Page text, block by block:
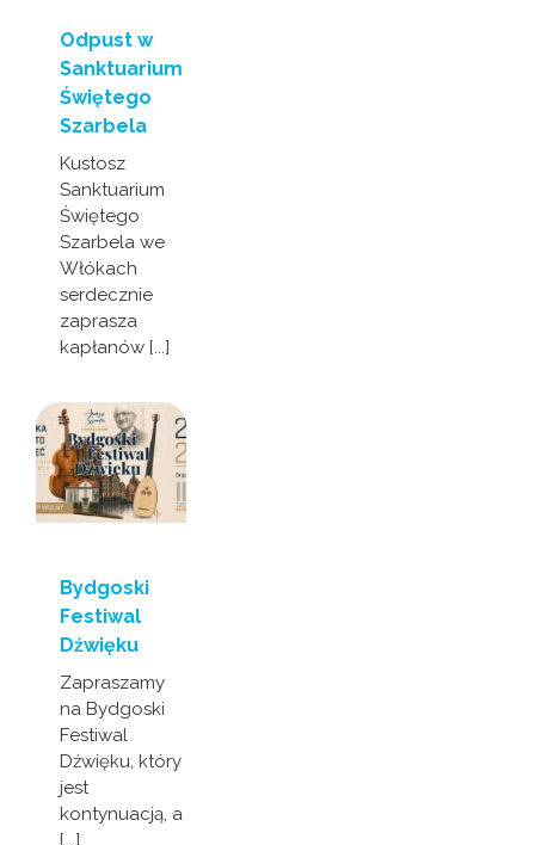
Odpust w
Sanktuarium
Świętego
Szarbela
Kustosz
Sanktuarium
Świętego
Szarbela we
Włókach
serdecznie
zaprasza
kapłanów [...]
Bydgoski
Festiwal
Dźwięku
Zapraszamy
na Bydgoski
Festiwal
Dźwięku, który
jest
kontynuacją, a
[...]